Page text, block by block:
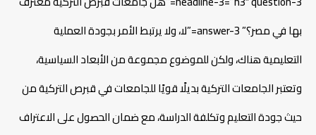
بها في مصر؟” answer-3=”لا، ولا يرتبط الأمر بجودة العملية
التعليمية هناك، ولكن للموضوع مجموعة من الأبعاد السياسية،
وتعتبر الجامعات التركية بديلًا قويًا للجامعات في قبرص التركية من
حيث جودة التعليم وتكلفة الدراسة، مع ضمان الحصول على الاعتراف